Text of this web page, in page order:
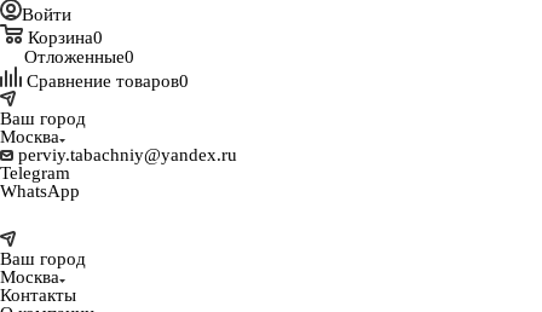
Войти
Корзина0
Отложенные0
Сравнение товаров0
Ваш город
Москва
perviy.tabachniy@yandex.ru
Telegram
WhatsApp
Ваш город
Москва
Контакты